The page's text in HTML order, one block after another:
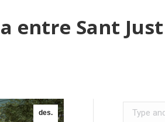
Sant
des. Search: